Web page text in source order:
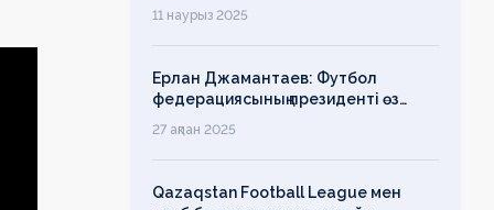
ассамблеясына қатысты
11 наурыз 2025
Ерлан Джамантаев: Футбол
федерациясының президенті өз
есімін қадірлейтінін айтқан еді,
алайда оның сөзі түкке тұрмайды!
27 ақпан 2025
Qazaqstan Football League мен